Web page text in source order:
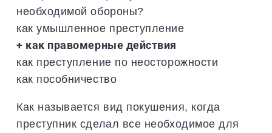
необходимой обороны?
как умышленное преступление
+ как правомерные действия
как преступление по неосторожности
как пособничество
Как называется вид покушения, когда
преступник сделал все необходимое для